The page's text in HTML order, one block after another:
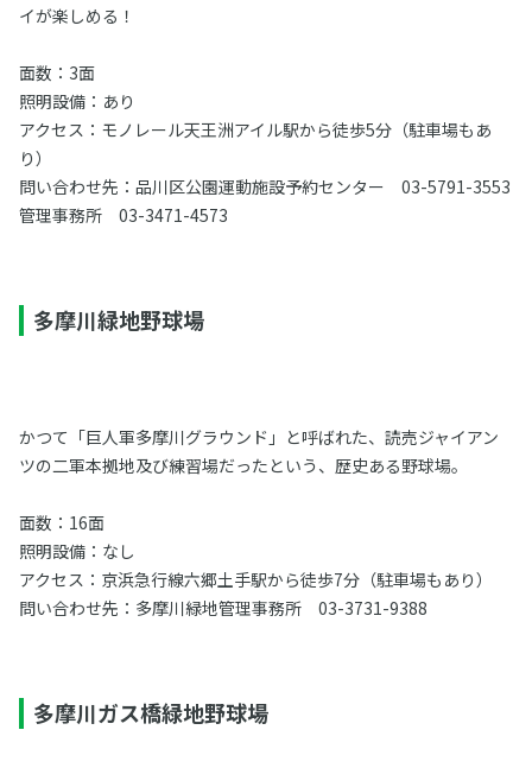
イが楽しめる！
面数：3面
照明設備：あり
アクセス：モノレール天王洲アイル駅から徒歩5分（駐車場もあ
り）
問い合わせ先：品川区公園運動施設予約センター 03-5791-3553
管理事務所 03-3471-4573
多摩川緑地野球場
かつて「巨人軍多摩川グラウンド」と呼ばれた、読売ジャイアン
ツの二軍本拠地及び練習場だったという、歴史ある野球場。
面数：16面
照明設備：なし
アクセス：京浜急行線六郷土手駅から徒歩7分（駐車場もあり）
問い合わせ先：多摩川緑地管理事務所 03-3731-9388
多摩川ガス橋緑地野球場